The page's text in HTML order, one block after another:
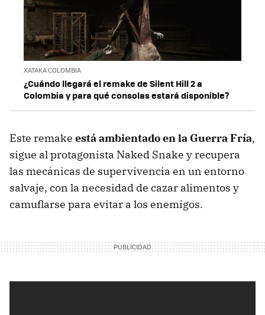
XATAKA COLOMBIA
¿Cuándo llegará el remake de Silent Hill 2 a
Colombia y para qué consolas estará disponible?
Este remake está ambientado en la Guerra Fría,
sigue al protagonista Naked Snake y recupera
las mecánicas de supervivencia en un entorno
salvaje, con la necesidad de cazar alimentos y
camuflarse para evitar a los enemigos.